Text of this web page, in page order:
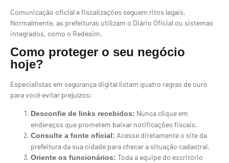
Comunicação oficial e fiscalizações seguem ritos legais.
Normalmente, as prefeituras utilizam o Diário Oficial ou sistemas
integrados, como o Redesim.
Como proteger o seu negócio
hoje?
Especialistas em segurança digital listam quatro regras de ouro
para você evitar prejuízos:
Desconfie de links recebidos: Nunca clique em
endereços que prometem baixar notificações fiscais.
Consulte a fonte oficial: Acesse diretamente o site da
prefeitura da sua cidade para checar a situação cadastral.
Oriente os funcionários: Toda a equipe do escritório